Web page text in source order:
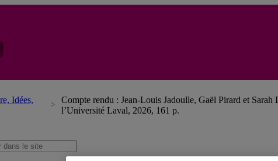
Idées,
Compte rendu : Jean-Louis Jadoulle, Gaël Pirard et Sarah
l’Université Laval, 2026, 161 p.